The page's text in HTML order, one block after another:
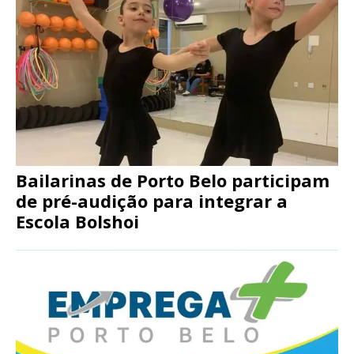
Bailarinas de Porto Belo participam
de pré-audição para integrar a
Escola Bolshoi